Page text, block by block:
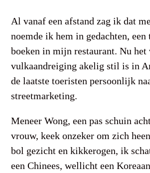
Al vanaf een afstand zag ik dat
noemde ik hem in gedachten,
boeken in mijn restaurant. Nu het
vulkaandreiging akelig stil is in
de laatste toeristen persoonlijk
streetmarketing.
Meneer Wong, een pas schuin
vrouw, keek onzeker om zich
bol gezicht en kikkerogen, ik
een Chinees, wellicht een